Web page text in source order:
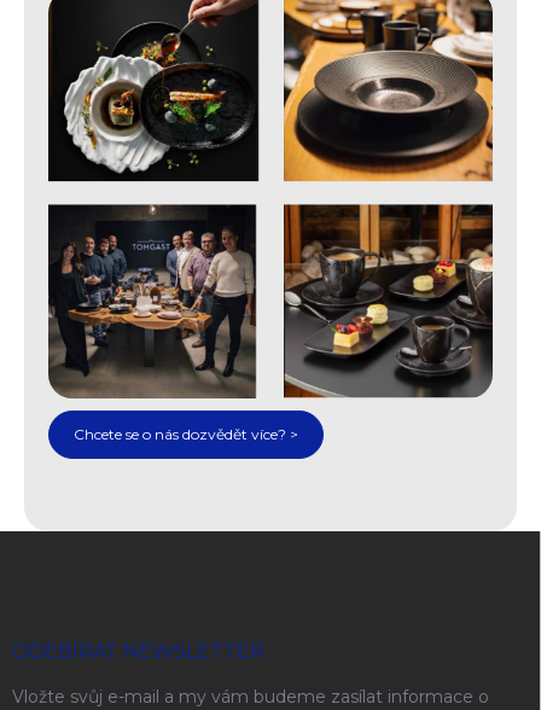
Chcete se o nás dozvědět více? >
ODEBÍRAT NEWSLETTER
Vložte svůj e-mail a my vám budeme zasílat informace o